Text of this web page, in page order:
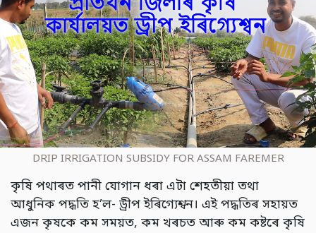
DRIP IRRIGATION SUBSIDY FOR ASSAM FAREMER
কৃষি পথাৰত পানী যোগান ধৰা এটা শেহতীয়া তথা
আধুনিক পদ্ধতি হ’ল- ড্ৰীপ ইৰিগ্যেশ্বন। এই পদ্ধতিৰ সহায়ত
এজন কৃষকে কম সময়ত, কম খৰচত আৰু কম কষ্টৰে কৃষি